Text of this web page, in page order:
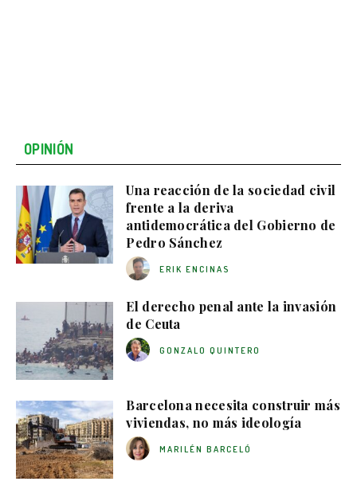
OPINIÓN
Una reacción de la sociedad civil
frente a la deriva
antidemocrática del Gobierno de
Pedro Sánchez
ERIK ENCINAS
El derecho penal ante la invasión
de Ceuta
GONZALO QUINTERO
Barcelona necesita construir más
viviendas, no más ideología
MARILÉN BARCELÓ